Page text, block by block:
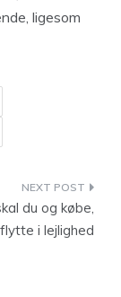
ligesom
du og købe,
i lejlighed